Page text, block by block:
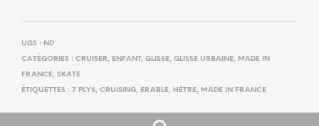
UGS : ND
CATÉGORIES : CRUISER, ENFANT, GLISSE, GLISSE URBAINE, MADE IN
FRANCE, SKATE
ÉTIQUETTES : 7 PLYS, CRUISING, ERABLE, HÊTRE, MADE IN FRANCE